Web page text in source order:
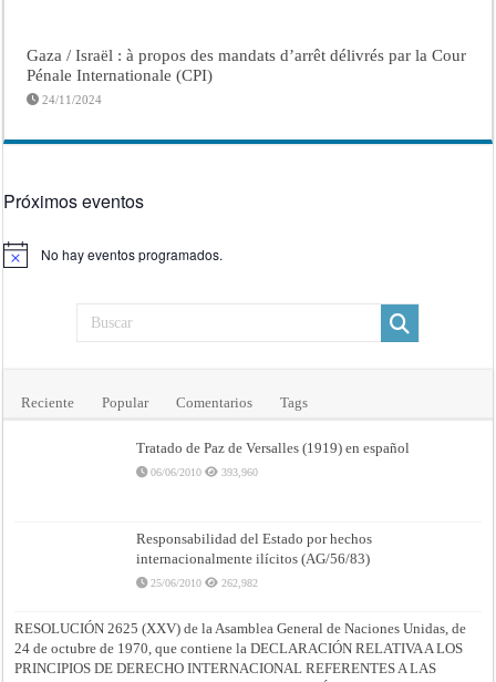
Gaza / Israël : à propos des mandats d’arrêt délivrés par la Cour
Pénale Internationale (CPI)
24/11/2024
Próximos eventos
Aviso No hay eventos programados.
Reciente Popular Comentarios Tags
Tratado de Paz de Versalles (1919) en español
06/06/2010 393,960
Responsabilidad del Estado por hechos
internacionalmente ilícitos (AG/56/83)
25/06/2010 262,982
RESOLUCIÓN 2625 (XXV) de la Asamblea General de Naciones Unidas, de
24 de octubre de 1970, que contiene la DECLARACIÓN RELATIVA A LOS
PRINCIPIOS DE DERECHO INTERNACIONAL REFERENTES A LAS